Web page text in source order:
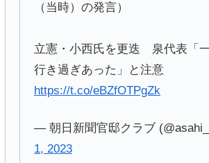
（当時）の発言）
立憲・小西氏を更迭 泉代表「
行き過ぎあった」と注意
https://t.co/eBZfOTPgZk
— 朝日新聞官邸クラブ
1, 2023